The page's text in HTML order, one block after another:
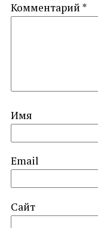
Комментарий *
Имя
Email
Сайт